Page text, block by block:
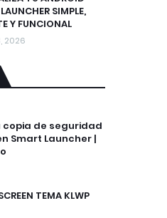
SIMPLE,
Y FUNCIONAL
2026
de seguridad
Smart Launcher |
TEMA KLWP